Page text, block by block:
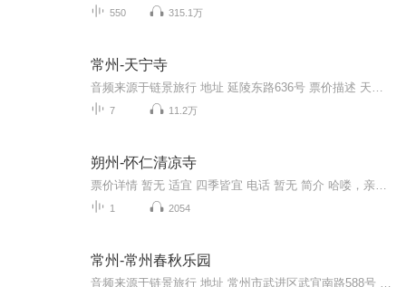
550 315.1万
常州-天宁寺
7 11.2万
朔州-怀仁清凉寺
1 2054
常州-常州春秋乐园